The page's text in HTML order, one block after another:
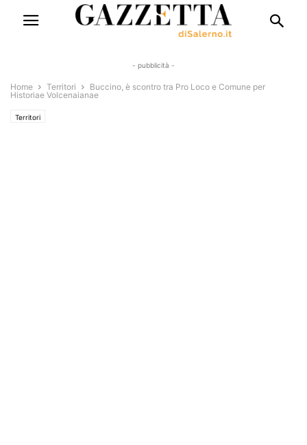
- pubblicità -
Home Territori
Buccino, è scontro tra Pro Loco e Comune per
Historiae Volcenaianae
Territori